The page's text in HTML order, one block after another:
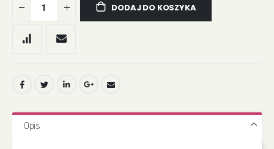
DODAJ DO KOSZYKA
Opis